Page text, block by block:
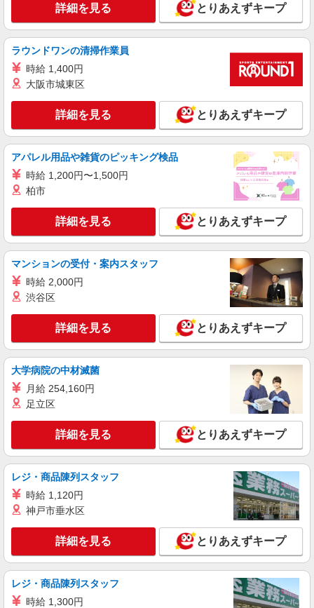
詳細を見る とりあえずキープ
ラウンドワンの清掃作業員
時給 1,400円
大阪市城東区
詳細を見る とりあえずキープ
アパレル用品や雑貨のピッキング検品
時給 1,200円〜1,500円
柏市
詳細を見る とりあえずキープ
マンションの受付・案内スタッフ
時給 2,000円
渋谷区
詳細を見る とりあえずキープ
大学病院の中材滅菌
月給 254,160円
足立区
詳細を見る とりあえずキープ
レジ・商品陳列スタッフ
時給 1,120円
神戸市垂水区
詳細を見る とりあえずキープ
レジ・商品陳列スタッフ
時給 1,300円